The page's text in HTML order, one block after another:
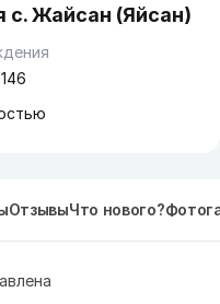
с. Жайсан (Яйсан)
ОтзывыЧто нового?